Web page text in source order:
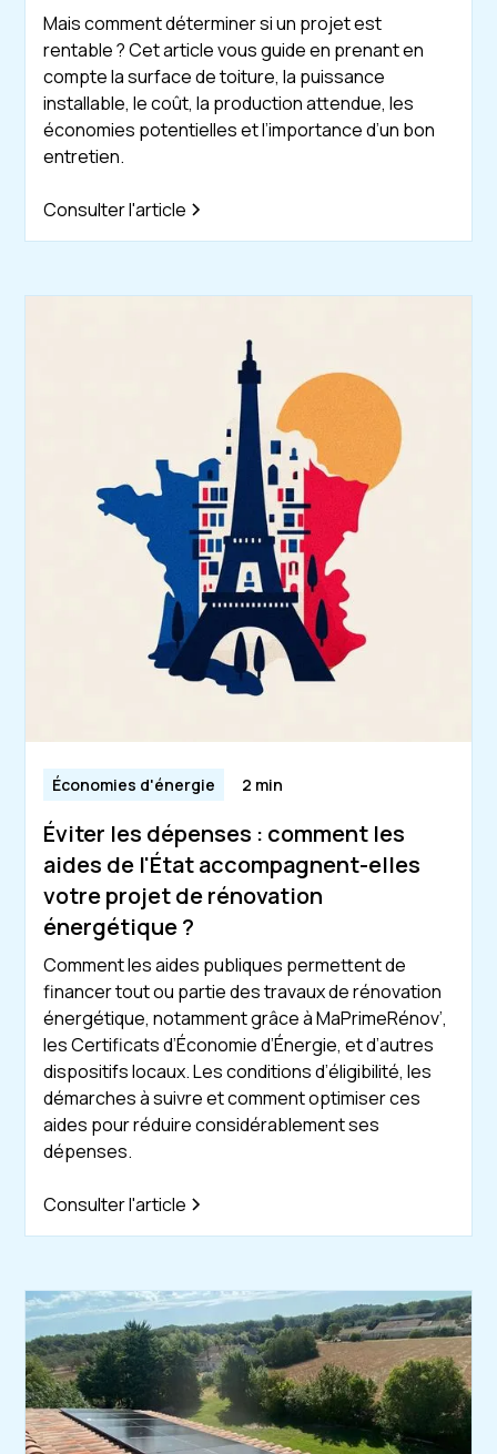
Mais comment déterminer si un projet est
rentable ? Cet article vous guide en prenant en
compte la surface de toiture, la puissance
installable, le coût, la production attendue, les
économies potentielles et l’importance d’un bon
entretien.
Consulter l'article
Économies d'énergie 2 min
Éviter les dépenses : comment les
aides de l'État accompagnent-elles
votre projet de rénovation
énergétique ?
Comment les aides publiques permettent de
financer tout ou partie des travaux de rénovation
énergétique, notamment grâce à MaPrimeRénov’,
les Certificats d’Économie d’Énergie, et d’autres
dispositifs locaux. Les conditions d’éligibilité, les
démarches à suivre et comment optimiser ces
aides pour réduire considérablement ses
dépenses.
Consulter l'article